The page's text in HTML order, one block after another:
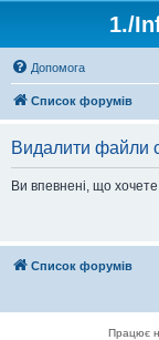
1./
Допомога
Список форумів
Видалити файли
Ви впевнені, що
Список форумів
Працює